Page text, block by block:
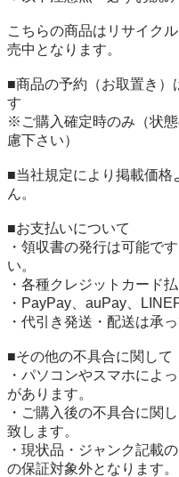
こちらの商品はリサイク
売中となります。
■商品の予約（お取置き）
す
※ご購入確定時のみ（状
慮下さい）
■当社規定により掲載価格
ん。
■お支払いについて
・領収書の発行は可能で
い。
・各種クレジットカード払
・PayPay、auPay、
・代引き発送・配送は承
■その他の不具合に関して
・パソコンやスマホによ
があります。
・ご購入後の不具合に関
致します。
・現状品・ジャンク記載
の保証対象外となります。